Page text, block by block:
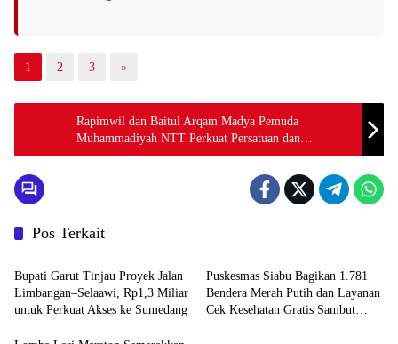
1 2 3 »
Rapimwil dan Baitul Arqam Madya Pemuda
Muhammadiyah NTT Perkuat Persatuan dan
Kepemimpinan Kader Muda
Pos Terkait
Daerah
Bupati Garut Tinjau Proyek Jalan
Limbangan–Selaawi, Rp1,3 Miliar
untuk Perkuat Akses ke Sumedang
Puskesmas Siabu Bagikan 1.781
Bendera Merah Putih dan Layanan
Cek Kesehatan Gratis Sambut
Garut